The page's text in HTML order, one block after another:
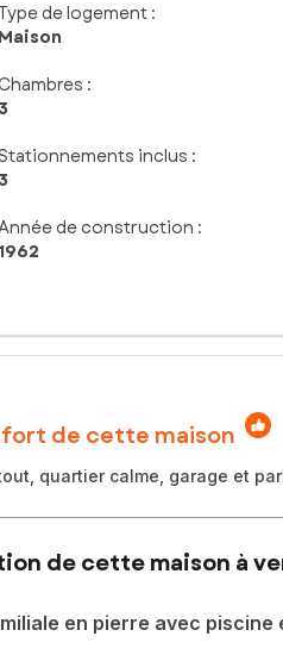
de logement :
Maison
:
3
Stationnements inclus :
3
de construction :
1962
fort de cette maison
quartier calme, garage et
de cette maison à
en pierre avec piscine